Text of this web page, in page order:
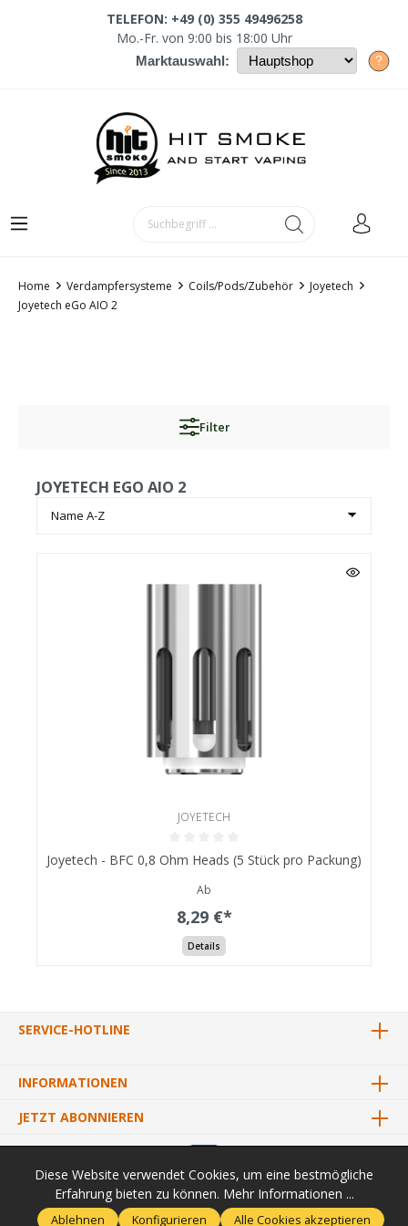
TELEFON: +49 (0) 355 49496258
Mo.-Fr. von 9:00 bis 18:00 Uhr
Marktauswahl: ?
Home Verdampfersysteme Coils/Pods/Zubehör
Joyetech
Joyetech eGo AIO 2
Filter
JOYETECH EGO AIO 2
JOYETECH
Joyetech - BFC 0,8 Ohm Heads (5 Stück pro Packung)
Ab
8,29 €*
Details
SERVICE-HOTLINE
INFORMATIONEN
JETZT ABONNIEREN
* Alle Preise inkl. gesetzl. Mehrwertsteuer zzgl.Versandkosten
ggf. Nachnahmegebühren, wenn nicht anders angegeben.
Diese Website verwendet Cookies, um eine bestmögliche
Erfahrung bieten zu können. Mehr Informationen ...
Ablehnen Konfigurieren Alle Cookies akzeptieren